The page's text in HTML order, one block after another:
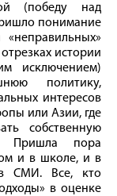
(победу над
понимание
истории
исключением)
политику,
интересов
или Азии, где
собственную
Пришла пора
и в школе, и в
в СМИ. Все, кто
в оценке